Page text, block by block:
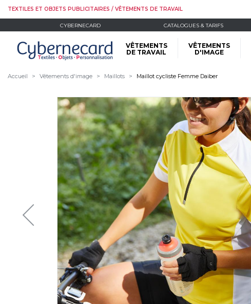
TEXTILES ET OBJETS PUBLICITAIRES / VÊTEMENTS DE TRAVAIL
CYBERNECARD CATALOGUES & TARIFS
VÊTEMENTS
DE TRAVAIL
VÊTEMENTS
D'IMAGE
Accueil Vêtements d'image Maillots Maillot cycliste Femme Daiber